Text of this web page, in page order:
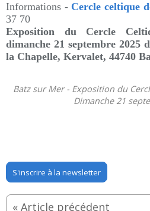
Informations - Cercle celtique
37 70
Exposition du Cercle
dimanche 21 septembre 2025
la Chapelle, Kervalet, 44740
Batz sur Mer - Exposition du
Dimanche 21
S'inscrire à la newsletter